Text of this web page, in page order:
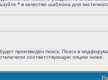
* в качестве шаблона для
произведён поиск. Поиск в
соответствующую опцию ниже.